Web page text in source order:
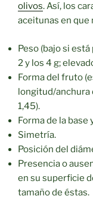
olivos. Así, los
aceitunas en que
Peso (bajo si
2 y los 4 g;
Forma del fruto
longitud/anchura
1,45).
Forma de la base
Simetría.
Posición del
Presencia o
en su superficie
tamaño de éstas.